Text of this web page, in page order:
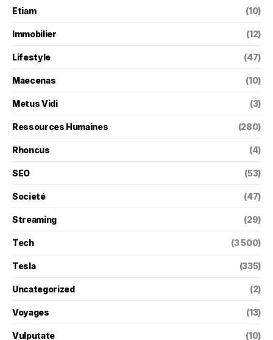
Etiam (10)
Immobilier (12)
Lifestyle (47)
Maecenas (10)
Metus Vidi (3)
Ressources Humaines (280)
Rhoncus (4)
SEO (53)
Societé (47)
Streaming (29)
Tech (3 500)
Tesla (335)
Uncategorized (2)
Voyages (13)
Vulputate (10)